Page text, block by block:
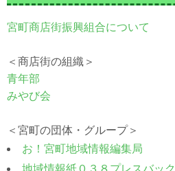
宮町商店街振興組合について
＜商店街の組織＞
青年部
みやび会
＜宮町の団体・グループ＞
お！宮町地域情報編集局
地域情報紙０３８プレスバッ